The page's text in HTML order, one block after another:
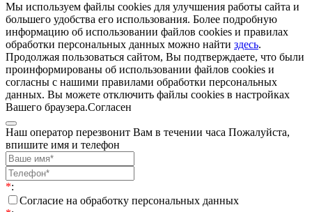
Мы используем файлы cookies для улучшения работы сайта и
большего удобства его использования. Более подробную
информацию об использовании файлов cookies и правилах
обработки персональных данных можно найти здесь.
Продолжая пользоваться сайтом, Вы подтверждаете, что были
проинформированы об использовании файлов cookies и
согласны с нашими правилами обработки персональных
данных. Вы можете отключить файлы cookies в настройках
Вашего браузера.Согласен
Наш оператор перезвонит Вам в течении часа Пожалуйста,
впишите имя и телефон
*:
Согласие на обработку персональных данных